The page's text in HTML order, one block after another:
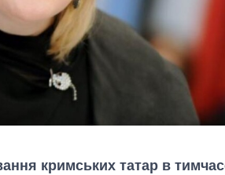
кримських татар в